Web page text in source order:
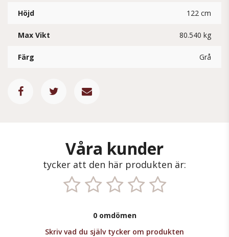
Höjd 122 cm
Max Vikt 80.540 kg
Färg Grå
Våra kunder
tycker att den här produkten är:
0 omdömen
Skriv vad du själv tycker om produkten